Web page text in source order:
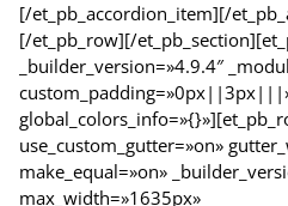
[/et_pb_accordion_item][/
[/et_pb_row][/
_builder_version=»4.9.4″
custom_padding=»0px||3px|||»
use_custom_gutter=»on»
make_equal=»on»
max_width=»1635px»